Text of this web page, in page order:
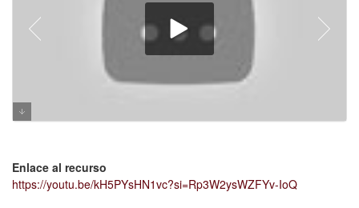
Enlace al recurso
https://youtu.be/kH5PYsHN1vc?si=Rp3W2ysWZFYv-IoQ